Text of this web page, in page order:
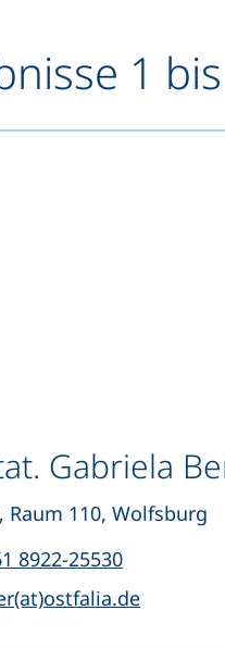
1
Gabriela
Raum 110, Wolfsburg
8922-25530(startet
(öffnet